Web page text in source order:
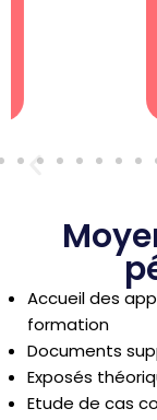
Accueil des
formation
Documents
Exposés
Etude de cas